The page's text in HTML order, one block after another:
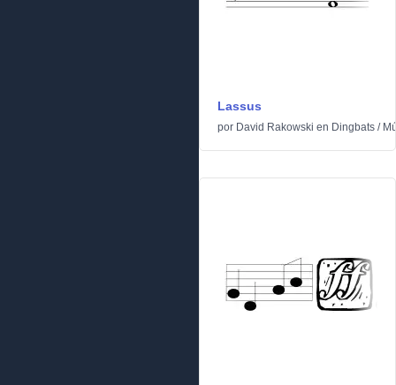
Lassus
por David Rakowski en Dingbats /